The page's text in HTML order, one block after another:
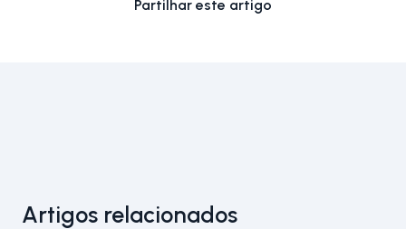
Partilhar este artigo
Artigos relacionados